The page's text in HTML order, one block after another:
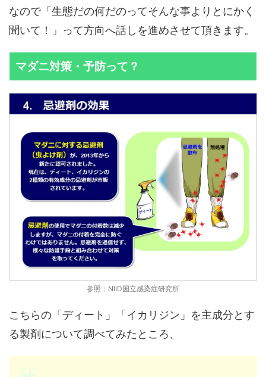
なので「生態だの何だのってそんな事よりとにかく
聞いて！」って方向へ話しを進めさせて頂きます。
マダニ対策・予防って？
参照：NIID国立感染症研究所
こちらの「ディート」「イカリジン」を主成分とす
る製剤について調べてみたところ、